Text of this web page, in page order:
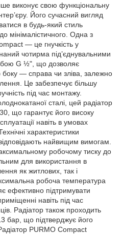
виконує свою функціональну
Його сучасний вигляд
в будь-який стиль
мінімалістичного. Одна з
— це гнучкість у
чотирма під’єднувальними
G ½", що дозволяє
боку — справа чи зліва, залежно
Це забезпечує більшу
під час монтажу.
сталі, цей радіатор
що гарантує його високу
навіть в умовах
характеристики
найвищим вимогам.
робочому тиску до
для використання в
як житлових, так і
робоча температура
ефективно підтримувати
навіть під час
Радіатор також проходить
бар, що підтверджує його
Радіатор PURMO Compact